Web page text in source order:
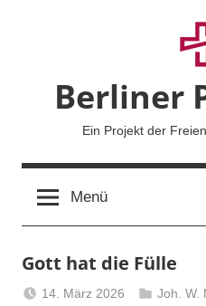
Berliner
Ein Projekt der
Menü
Gott hat die Fülle
14. März 2026
Joh. W.